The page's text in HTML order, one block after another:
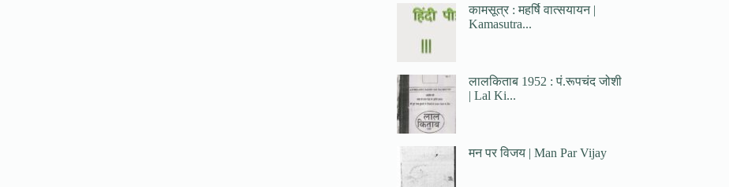
कामसूत्र : महर्षि वात्सयायन |
Kamasutra...
लालकिताब 1952 : पं.रूपचंद जोशी
| Lal Ki...
मन पर विजय | Man Par Vijay